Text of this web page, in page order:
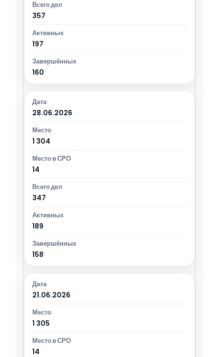
357
197
160
28.06.2026
1 304
14
347
189
158
21.06.2026
1 305
14